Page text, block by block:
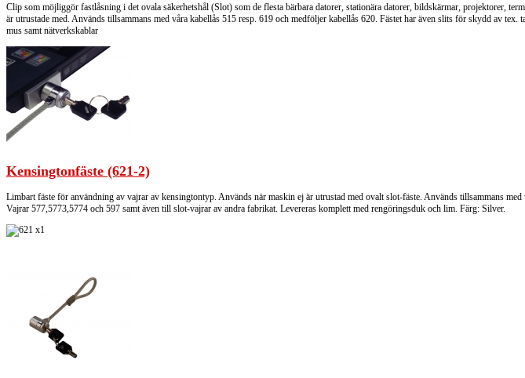
Clip som möjliggör fastlåsning i det ovala säkerhetshål (Slot) som de flesta bärbara datorer, stationära datorer, bildskärmar, projektorer,
är utrustade med. Används tillsammans med våra kabellås 515 resp. 619 och medföljer kabellås 620. Fästet har även slits för skydd av tex.
mus samt nätverkskablar
Kensingtonfäste (621-2)
Limbart fäste för användning av vajrar av kensingtontyp. Används när maskin ej är utrustad med ovalt slot-fäste. Används tillsammans med
Vajrar 577,5773,5774 och 597 samt även till slot-vajrar av andra fabrikat. Levereras komplett med rengöringsduk och lim. Färg: Silver.